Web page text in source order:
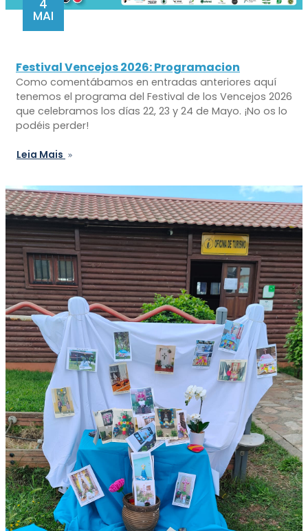
4
MAI
Festival Vencejos 2026: Programacion
Como comentábamos en entradas anteriores aquí
tenemos el programa del Festival de los Vencejos 2026
que celebramos los días 22, 23 y 24 de Mayo. ¡No os lo
podéis perder!
Leia Mais